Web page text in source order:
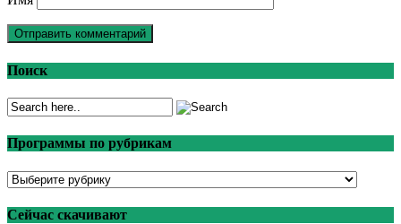
Поиск
Программы по рубрикам
Программы
рубрикам
Сейчас скачивают